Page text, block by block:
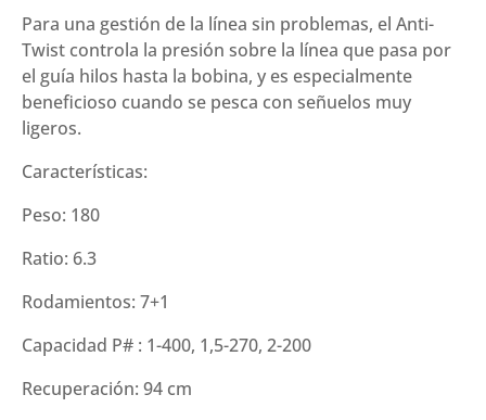
Para una gestión de la línea sin problemas, el Anti-
Twist controla la presión sobre la línea que pasa por
el guía hilos hasta la bobina, y es especialmente
beneficioso cuando se pesca con señuelos muy
ligeros.
Características:
Peso: 180
Ratio: 6.3
Rodamientos: 7+1
Capacidad P# : 1-400, 1,5-270, 2-200
Recuperación: 94 cm